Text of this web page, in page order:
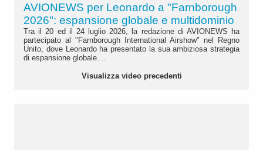
AVIONEWS per Leonardo a "Farnborough
2026": espansione globale e multidominio
Tra il 20 ed il 24 luglio 2026, la redazione di AVIONEWS ha
partecipato al "Farnborough International Airshow" nel Regno
Unito, dove Leonardo ha presentato la sua ambiziosa strategia
di espansione globale....
Visualizza video precedenti